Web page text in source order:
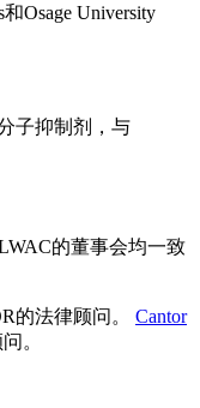
Osage University
子抑制剂，与
的董事会均一致
的法律顾问。 Cantor
。